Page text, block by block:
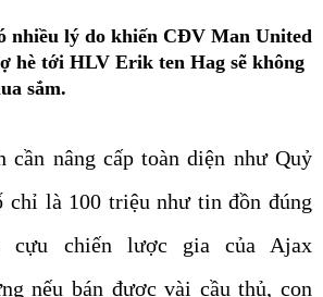
nhiều lý do khiến CĐV Man United
hè tới HLV Erik ten Hag sẽ không
sắm.
nâng cấp toàn diện như Quỷ
chỉ là 100 triệu như tin đồn đúng
cựu chiến lược gia của Ajax
nếu bán được vài cầu thủ, con